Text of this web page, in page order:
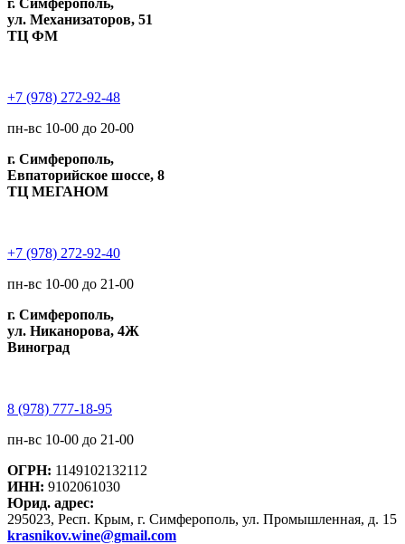
ул. Механизаторов, 51
ТЦ ФМ
+7 (978) 272-92-48
пн-вс 10-00 до 20-00
г. Симферополь,
Евпаторийское шоссе, 8
ТЦ МЕГАНОМ
+7 (978) 272-92-40
пн-вс 10-00 до 21-00
г. Симферополь,
ул. Никанорова, 4Ж
Виноград
8 (978) 777-18-95
пн-вс 10-00 до 21-00
ОГРН: 1149102132112
ИНН: 9102061030
Юрид. адрес:
295023, Респ. Крым, г. Симферополь, ул. Промышленная, д. 15
krasnikov.wine@gmail.com